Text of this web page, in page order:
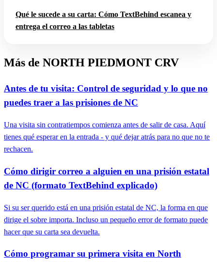
Qué le sucede a su carta: Cómo TextBehind escanea y
entrega el correo a las tabletas
Más de NORTH PIEDMONT CRV
Antes de tu visita: Control de seguridad y lo que no
puedes traer a las prisiones de NC
Una visita sin contratiempos comienza antes de salir de casa. Aquí
tienes qué esperar en la entrada - y qué dejar atrás para no que no te
rechacen.
Cómo dirigir correo a alguien en una prisión estatal
de NC (formato TextBehind explicado)
Si su ser querido está en una prisión estatal de NC, la forma en que
dirige el sobre importa. Incluso un pequeño error de formato puede
hacer que su carta sea devuelta.
Cómo programar su primera visita en North